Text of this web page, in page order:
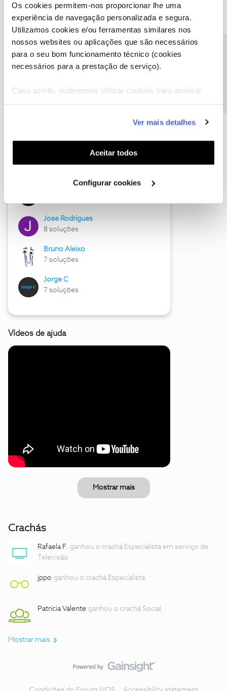
Os cookies permitem-nos proporcionar lhe uma
experiência de navegação personalizada e segura.
Utilizamos cookies e/ou ferramentas similares nos
nossos websites ou aplicações que são necessários
para o seu bom funcionamento técnico (cookies
necessários para a prestação de serviço).
Caso aceite, poderemos utilizar cookies para analisar
funcionalidades (cookies de personalização e
funcionalidade) e adaptar anúncios aos seus interesses
(cookies de publicidade personalizada). Pode gerir a
utilização dos cookies clicando em "Configurar
Ver mais detalhes
Aceitar todos
Configurar cookies
Descubra as novidades de junho
Hall of Fame de junho
Jose Rodrigues
8 soluções
Bruno Aleixo
7 soluções
Jorge C
7 soluções
Vídeos de ajuda
Mostrar mais
Crachás
Rafaela F. ganhou o crachá Especialista em serviço de
Televisão
jppo ganhou o crachá Especialista
Patrícia Valente ganhou o crachá Social
Mostrar mais